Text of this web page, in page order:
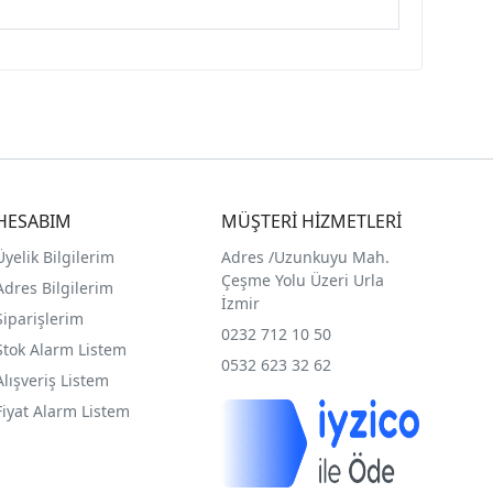
Bilgilerim
Bilgilerim
Alarm Listem
Listem
Alarm Listem
MÜŞTERİ HİZMETLERİ
Adres /Uzunkuyu Mah.
Çeşme Yolu Üzeri Urla
İzmir
0232 712 10 50
0532 623 32 62